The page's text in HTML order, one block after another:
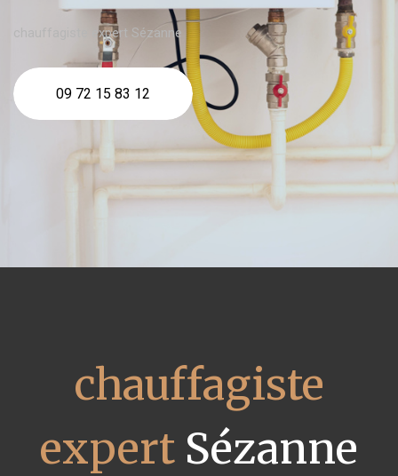
chauffagiste expert Sézanne
09 72 15 83 12
chauffagiste
expertSézanne